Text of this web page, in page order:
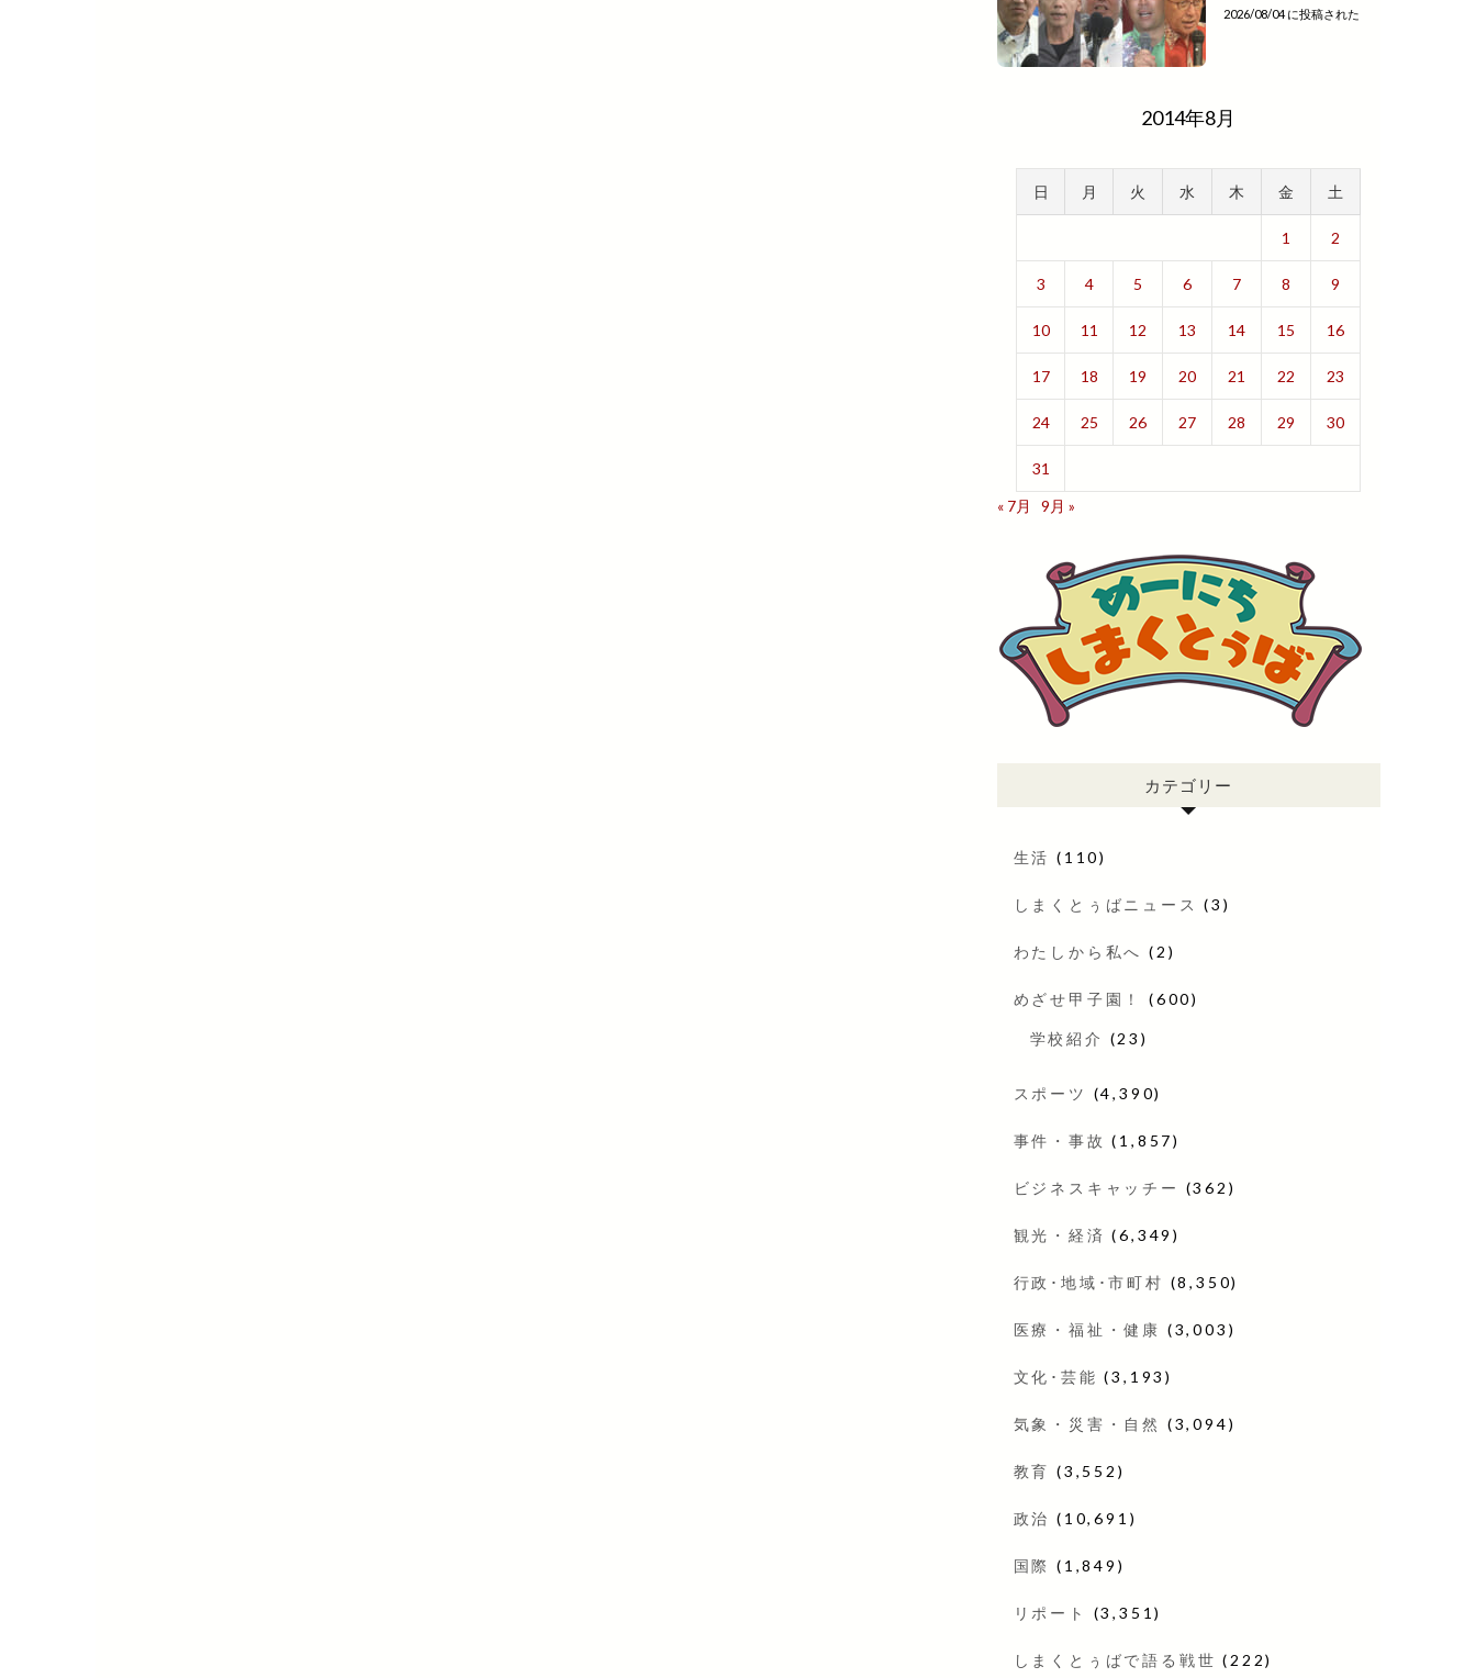
2026/08/04 に投稿された
2014年8月
日 月 火 水 木 金 土
1 2
3 4 5 6 7 8 9
10 11 12 13 14 15 16
17 18 19 20 21 22 23
24 25 26 27 28 29 30
31
« 7月
9月 »
カテゴリー
生活 (110)
しまくとぅばニュース (3)
わたしから私へ (2)
めざせ甲子園！ (600)
学校紹介 (23)
スポーツ (4,390)
事件・事故 (1,857)
ビジネスキャッチー (362)
観光・経済 (6,349)
行政･地域･市町村 (8,350)
医療・福祉・健康 (3,003)
文化･芸能 (3,193)
気象・災害・自然 (3,094)
教育 (3,552)
政治 (10,691)
国際 (1,849)
リポート (3,351)
しまくとぅばで語る戦世 (222)